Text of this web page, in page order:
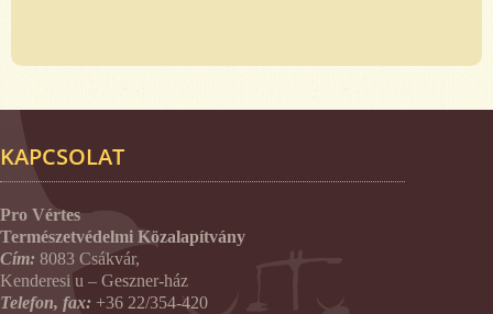
KAPCSOLAT
Pro Vértes
Természetvédelmi Közalapítvány
Cím: 8083 Csákvár,
Kenderesi u – Geszner-ház
Telefon, fax: +36 22/354-420